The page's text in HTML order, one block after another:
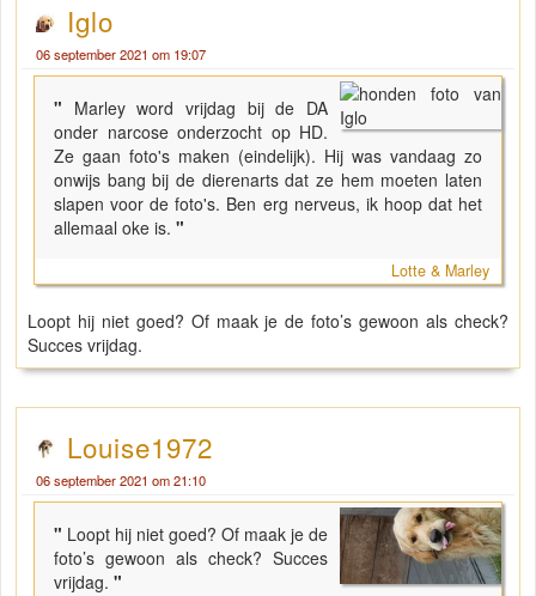
Iglo
06 september 2021 om 19:07
" Marley word vrijdag bij de DA
onder narcose onderzocht op HD.
Ze gaan foto's maken (eindelijk). Hij was vandaag zo
onwijs bang bij de dierenarts dat ze hem moeten laten
slapen voor de foto's. Ben erg nerveus, ik hoop dat het
allemaal oke is. "
Lotte & Marley
Loopt hij niet goed? Of maak je de foto’s gewoon als check?
Succes vrijdag.
Louise1972
06 september 2021 om 21:10
" Loopt hij niet goed? Of maak je de
foto’s gewoon als check? Succes
vrijdag. "